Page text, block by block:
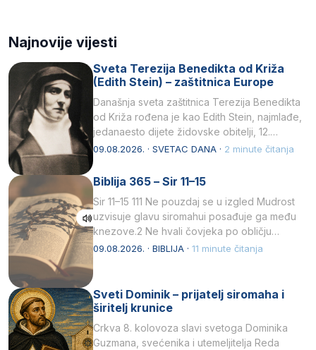
Najnovije vijesti
Sveta Terezija Benedikta od Križa
(Edith Stein) – zaštitnica Europe
Današnja sveta zaštitnica Terezija Benedikta
od Križa rođena je kao Edith Stein, najmlađe,
jedanaesto dijete židovske obitelji, 12.
listopada 1891, u Wrocławu…
09.08.2026. · SVETAC DANA · 2 minute čitanja
Biblija 365 – Sir 11–15
Sir 11–15 111 Ne pouzdaj se u izgled Mudrost
uzvisuje glavu siromahui posađuje ga među
knezove.2 Ne hvali čovjeka po obličju
njegovui…
09.08.2026. · BIBLIJA · 11 minute čitanja
Sveti Dominik – prijatelj siromaha i
širitelj krunice
Crkva 8. kolovoza slavi svetoga Dominika
Guzmana, svećenika i utemeljitelja Reda